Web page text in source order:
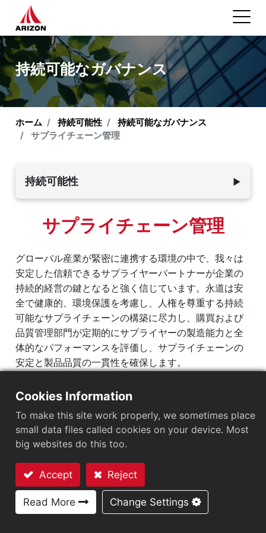
持続可能なガバナンス
ホーム 持続可能性
持続可能なガバナンス
サプライチェーン管理
持続可能性 ▼
従業員 & 社会
持続可能なガバナンス
ESG組織
Arizonの持続可能性
企業の持続可能性
リスク管理
情報セキュリティ管理
知的財産管理プログラム
サプライチェーン管理
製品の持続可能性
役員報酬ポリシー
企業価値向上計画
個人情報保護
サプライチェーン管理
グローバル産業が緊密に連携する環境の中で、我々は
安定した信頼できるサプライヤーパートナーが企業の
持続的経営の鍵となると強く信じています。永道は安
全で健康的、環境保護を考慮し、人権を尊重する持続
可能なサプライチェーンの構築に尽力し、購買および
品質管理部門が定期的にサプライヤーの製造能力と全
体的なパフォーマンスを評価し、サプライチェーンの
安定と製品品質の一貫性を確保します。
供給業者管理制度に統合し、評価は品質、納期、安
全、環境管理、労働条件をカバーしています。現在、
すべての原材料供給業者はRoHS（HSF）基準に準拠
し、ISO 9001：2015品質管理システム、ISO 14001：
2015環境管理システム、およびISO 45001：2018職業
安全衛生管理システムなどの国際認証を取得してお
り、永道と共に責任ある企業エコシステムを推進し、
持続可能な価値を実現しています。
お問い合わせ
Cookies Information
To make this site work properly, we sometimes place
small data files called cookies on your device. Most
big websites do this too.
Accept Reject
Read More Change Settings